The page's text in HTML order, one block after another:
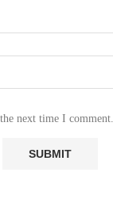
next time I comment.